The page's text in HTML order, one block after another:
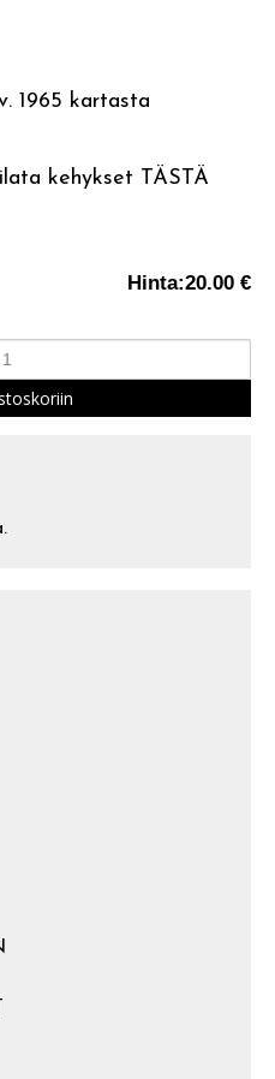
1965 kartasta
kehykset TÄSTÄ
Hinta:20.00 €